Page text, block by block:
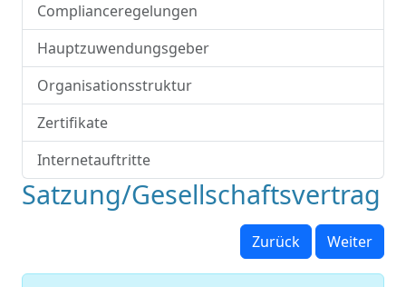
Complianceregelungen
Hauptzuwendungsgeber
Organisationsstruktur
Zertifikate
Internetauftritte
Satzung/Gesellschaftsvertrag
Zurück Weiter